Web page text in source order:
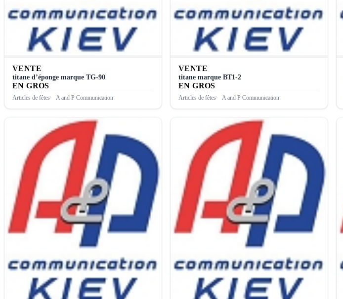
VENTE
titane d’éponge marque ТG-90
EN GROS
Articles de fêtes A and P Communication
VENTE
titane marque ВТ1-2
EN GROS
Articles de fêtes A and P Communication